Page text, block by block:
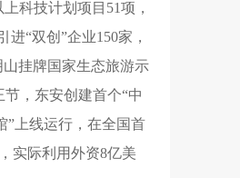
科技计划项目51项，
“双创”企业150家，
挂牌国家生态旅游示
，东安创建首个“中
”上线运行，在全国首
实际利用外资8亿美